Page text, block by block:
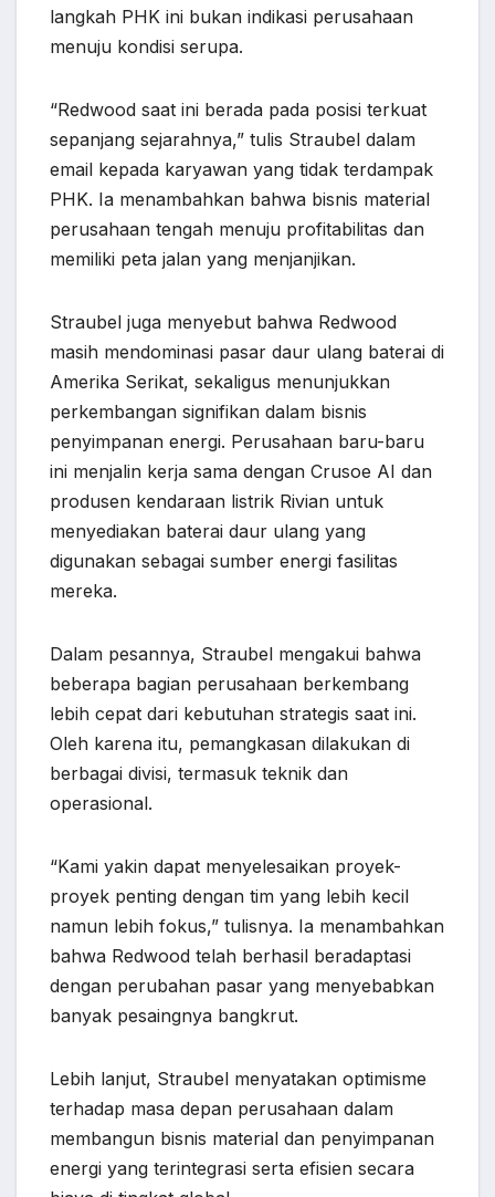
langkah PHK ini bukan indikasi perusahaan
menuju kondisi serupa.
“Redwood saat ini berada pada posisi terkuat
sepanjang sejarahnya,” tulis Straubel dalam
email kepada karyawan yang tidak terdampak
PHK. Ia menambahkan bahwa bisnis material
perusahaan tengah menuju profitabilitas dan
memiliki peta jalan yang menjanjikan.
Straubel juga menyebut bahwa Redwood
masih mendominasi pasar daur ulang baterai di
Amerika Serikat, sekaligus menunjukkan
perkembangan signifikan dalam bisnis
penyimpanan energi. Perusahaan baru-baru
ini menjalin kerja sama dengan Crusoe AI dan
produsen kendaraan listrik Rivian untuk
menyediakan baterai daur ulang yang
digunakan sebagai sumber energi fasilitas
mereka.
Dalam pesannya, Straubel mengakui bahwa
beberapa bagian perusahaan berkembang
lebih cepat dari kebutuhan strategis saat ini.
Oleh karena itu, pemangkasan dilakukan di
berbagai divisi, termasuk teknik dan
operasional.
“Kami yakin dapat menyelesaikan proyek-
proyek penting dengan tim yang lebih kecil
namun lebih fokus,” tulisnya. Ia menambahkan
bahwa Redwood telah berhasil beradaptasi
dengan perubahan pasar yang menyebabkan
banyak pesaingnya bangkrut.
Lebih lanjut, Straubel menyatakan optimisme
terhadap masa depan perusahaan dalam
membangun bisnis material dan penyimpanan
energi yang terintegrasi serta efisien secara